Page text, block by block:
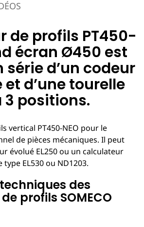
de profils PT450-
écran Ø450 est
série d’un codeur
d’une tourelle
3 positions.
vertical PT450-NEO pour le
de pièces mécaniques. Il peut
évolué EL250 ou un calculateur
EL530 ou ND1203.
des
profils SOMECO